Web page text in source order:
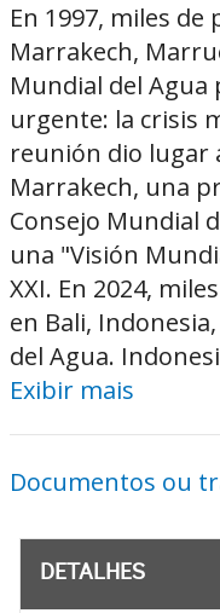
En 1997, miles
Marrakech,
Mundial del
urgente: la crisis
reunión dio lugar
Marrakech, una
Consejo Mundial
una "Visión
XXI. En 2024,
en Bali,
del Agua.
Exibir mais
Documentos ou
DETALHES